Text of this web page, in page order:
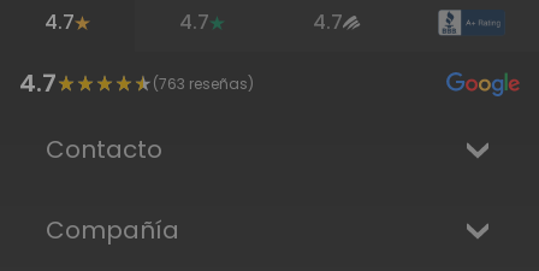
4.7 4.7 4.7
4.7 (763 reseñas)
Contacto
Compañía